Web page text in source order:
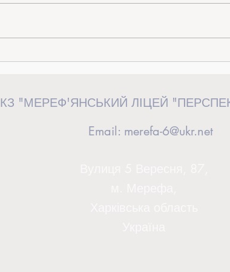
«Від ідеї до дії»: керівниця загону
Львові
КЗ "МЕРЕФ'ЯНСЬКИЙ ЛІЦЕЙ
Email: merefa-6@ukr.net